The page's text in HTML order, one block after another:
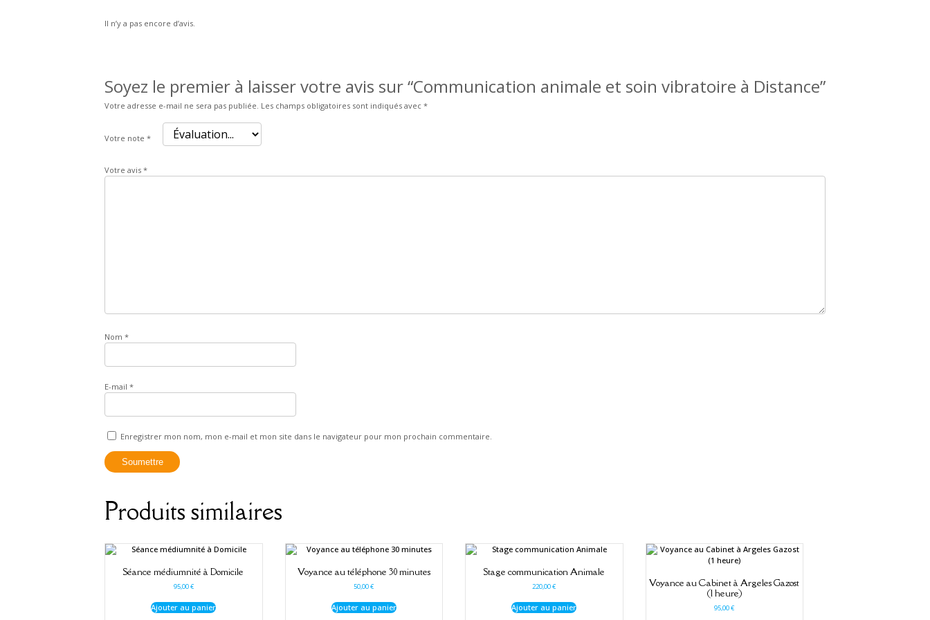
Il n’y a pas encore d’avis.
Soyez le premier à laisser votre avis sur “Communication animale et soin vibratoire à Distance”
Votre adresse e-mail ne sera pas publiée. Les champs obligatoires sont indiqués avec *
Votre note *
Votre avis *
Nom *
E-mail *
Enregistrer mon nom, mon e-mail et mon site dans le navigateur pour mon prochain commentaire.
Produits similaires
Séance médiumnité à Domicile
95,00€
Ajouter au panier
Voyance au téléphone 30 minutes
50,00€
Ajouter au panier
Stage communication Animale
220,00€
Ajouter au panier
Voyance au Cabinet à Argeles Gazost
(1 heure)
95,00€